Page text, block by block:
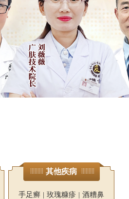
其他疾病
手足癣 | 玫瑰糠疹 | 酒糟鼻